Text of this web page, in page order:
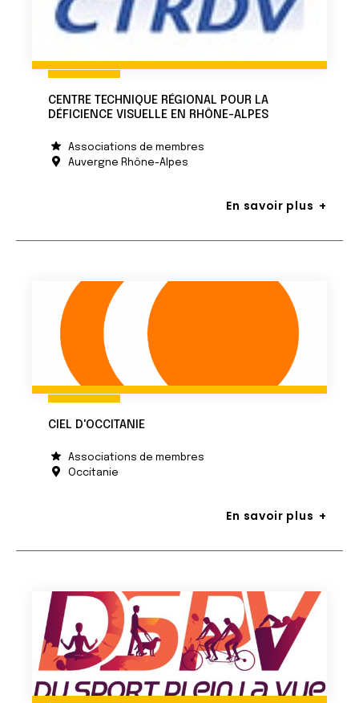
CENTRE TECHNIQUE RÉGIONAL POUR LA
DÉFICIENCE VISUELLE EN RHÔNE-ALPES
Associations de membres
Auvergne Rhône-Alpes
En savoir plus
CIEL D'OCCITANIE
Associations de membres
Occitanie
En savoir plus